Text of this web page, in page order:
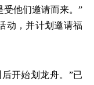
他们邀请而来。”
动，并计划邀请福
开始划龙舟。”已